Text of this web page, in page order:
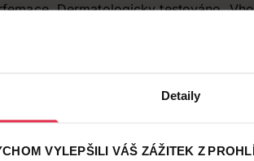
Detaily
VYLEPŠILI VÁŠ ZÁŽITEK Z
Dermatologicky testováno,